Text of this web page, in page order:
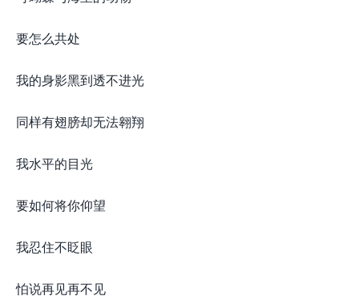
要怎么共处
我的身影黑到透不进光
同样有翅膀却无法翱翔
我水平的目光
要如何将你仰望
我忍住不眨眼
怕说再见再不见